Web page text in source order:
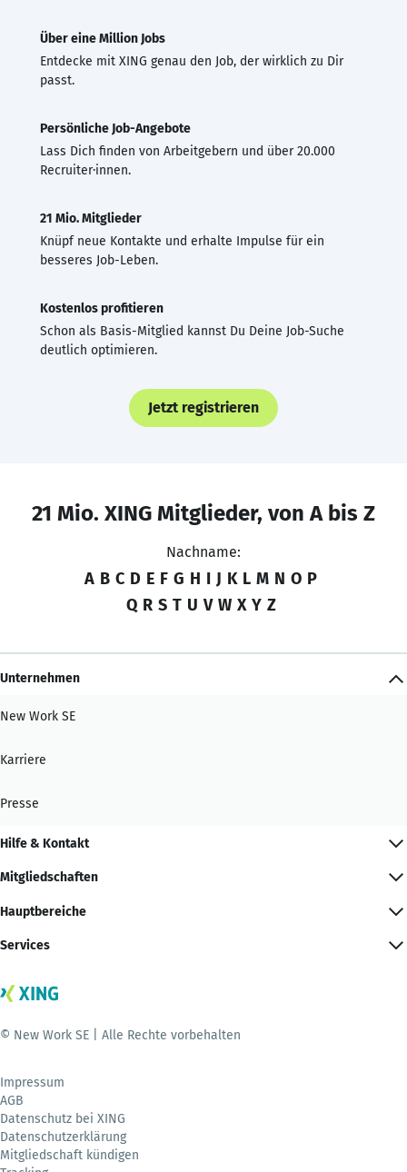
Über eine Million Jobs
Entdecke mit XING genau den Job, der wirklich zu Dir
passt.
Persönliche Job-Angebote
Lass Dich finden von Arbeitgebern und über 20.000
Recruiter·innen.
21 Mio. Mitglieder
Knüpf neue Kontakte und erhalte Impulse für ein
besseres Job-Leben.
Kostenlos profitieren
Schon als Basis-Mitglied kannst Du Deine Job-Suche
deutlich optimieren.
Jetzt registrieren
21 Mio. XING Mitglieder, von A bis Z
Nachname:
A B C D E F G H I J K L M N O P
Q R S T U V W X Y Z
Unternehmen
New Work SE
Karriere
Presse
Hilfe & Kontakt
Mitgliedschaften
Hauptbereiche
Services
© New Work SE | Alle Rechte vorbehalten
Impressum
AGB
Datenschutz bei XING
Datenschutzerklärung
Mitgliedschaft kündigen